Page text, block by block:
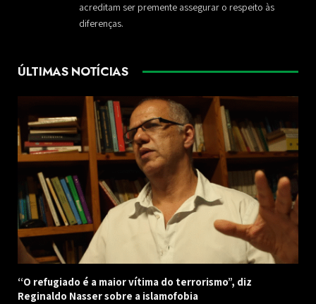
acreditam ser premente assegurar o respeito às
diferenças.
ÚLTIMAS NOTÍCIAS
“O refugiado é a maior vítima do terrorismo”, diz
Reginaldo Nasser sobre a islamofobia